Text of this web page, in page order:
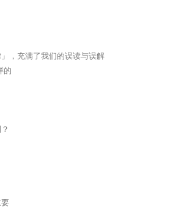
，充满了我们的误读与误解
的